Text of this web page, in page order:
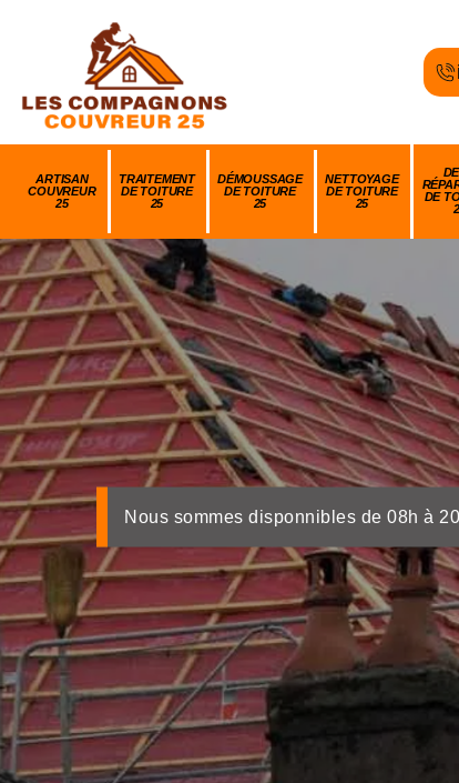
ARTISAN
COUVREUR
25
TRAITEMENT
DE TOITURE
25
DÉMOUSSAGE
DE TOITURE
25
NETTOYAGE
DE TOITURE
25
DE
Nous sommes disponnibles de 08h à